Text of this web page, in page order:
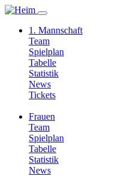
1. Mannschaft
Team
Spielplan
Tabelle
Statistik
News
Tickets
Frauen
Team
Spielplan
Tabelle
Statistik
News